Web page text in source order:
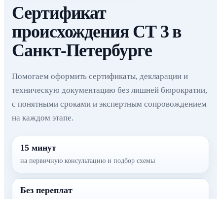
Сертификат
происхождения СТ 3 в
Санкт-Петербурге
Помогаем оформить сертификаты, декларации и
техническую документацию без лишней бюрократии,
с понятными сроками и экспертным сопровождением
на каждом этапе.
15 минут
на первичную консультацию и подбор схемы
Без переплат